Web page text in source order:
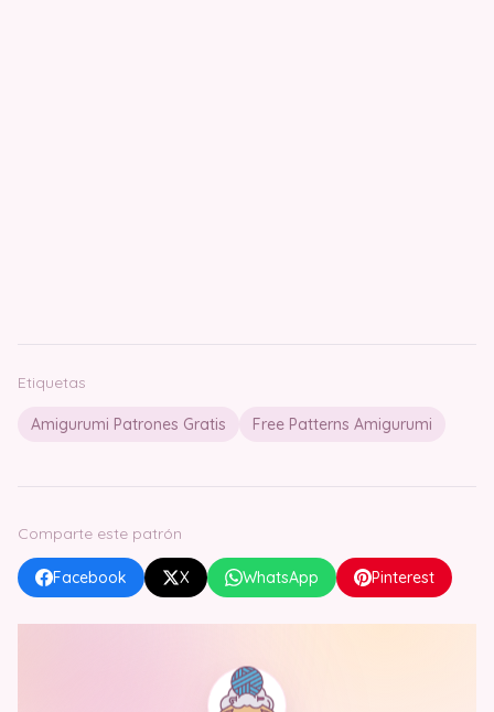
Etiquetas
Amigurumi Patrones Gratis Free Patterns Amigurumi
Comparte este patrón
Facebook X WhatsApp Pinterest